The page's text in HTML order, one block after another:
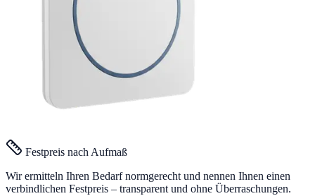
Festpreis nach Aufmaß
Wir ermitteln Ihren Bedarf normgerecht und nennen Ihnen einen
verbindlichen Festpreis – transparent und ohne Überraschungen.